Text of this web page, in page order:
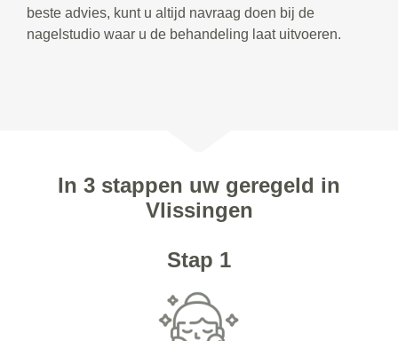
beste advies, kunt u altijd navraag doen bij de
nagelstudio waar u de behandeling laat uitvoeren.
In 3 stappen uw geregeld in
Vlissingen
Stap 1